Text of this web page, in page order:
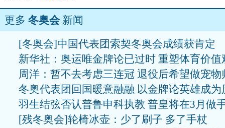
更多 冬奥会新闻
[冬奥会]中国代表团索契冬奥会成绩获肯定
新华社：奥运唯金牌论已过时 重塑体育价值
周洋：暂不去考虑三连冠 退役后希望做宠物
冬奥代表团回国暖意融融 以金牌论英雄成为
羽生结弦否认普鲁申科执教 普皇将在3月做
[残冬奥会]轮椅冰壶：少了刷子 多了手杖